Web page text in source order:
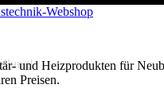
und Heizprodukten für
Preisen.